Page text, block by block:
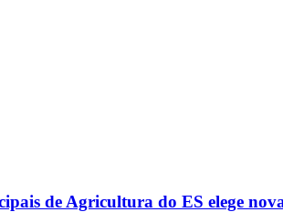
de Agricultura do ES elege